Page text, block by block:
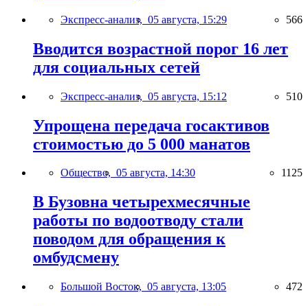
Экспресс-анализ, 05 августа, 15:29 566
Вводится возрастной порог 16 лет
для социальных сетей
Экспресс-анализ, 05 августа, 15:12 510
Упрощена передача госактивов
стоимостью до 5 000 манатов
Общество, 05 августа, 14:30 1125
В Бузовна четырехмесячные
работы по водоотводу стали
поводом для обращения к
омбудсмену
Большой Восток, 05 августа, 13:05 472